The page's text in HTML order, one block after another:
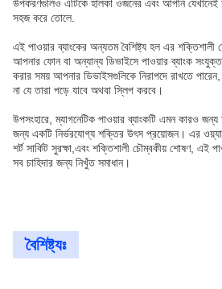
উপকরণগুলিও এটিকে হালকা ওজনের এবং আপনি যেখানেই
সহজ করে তোলে.
এই পাওয়ার ব্যাংকের অন্যতম বৈশিষ্ট্য হল এর শক্তিশালী
আপনার ফোন বা অন্যান্য ডিভাইসে পাওয়ার ব্যাংক
করার সময় আপনার ডিভাইসগুলিকে নিরাপদে রাখতে
না যে তারা পড়ে যাবে অথবা স্লিপ করবে।
উপসংহারে, ম্যাগনেটিক পাওয়ার ব্যাংকটি এমন কারও
জন্য একটি নির্ভরযোগ্য শক্তির উৎস প্রয়োজন। এর
শর্ট সার্কিট সুরক্ষা,এবং শক্তিশালী চৌম্বকীয় শোষণ, এই
সব চাহিদার জন্য নিখুঁত সমাধান।
বৈশিষ্ট্যঃ